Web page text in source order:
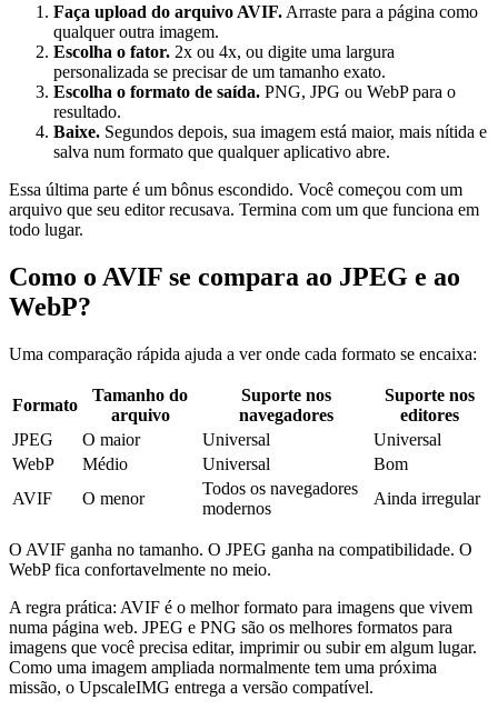
Faça upload do arquivo AVIF. Arraste para a página como
qualquer outra imagem.
Escolha o fator. 2x ou 4x, ou digite uma largura
personalizada se precisar de um tamanho exato.
Escolha o formato de saída. PNG, JPG ou WebP para o
resultado.
Baixe. Segundos depois, sua imagem está maior, mais nítida e
salva num formato que qualquer aplicativo abre.
Essa última parte é um bônus escondido. Você começou com um
arquivo que seu editor recusava. Termina com um que funciona em
todo lugar.
Como o AVIF se compara ao JPEG e ao
WebP?
Uma comparação rápida ajuda a ver onde cada formato se encaixa:
Formato
Tamanho do
arquivo
Suporte nos
navegadores
Suporte nos
editores
JPEG
O maior Universal
Universal
WebP
Médio Universal
Bom
AVIF
O menor
Todos os navegadores
modernos
Ainda irregular
O AVIF ganha no tamanho. O JPEG ganha na compatibilidade. O
WebP fica confortavelmente no meio.
A regra prática: AVIF é o melhor formato para imagens que vivem
numa página web. JPEG e PNG são os melhores formatos para
imagens que você precisa editar, imprimir ou subir em algum lugar.
Como uma imagem ampliada normalmente tem uma próxima
missão, o UpscaleIMG entrega a versão compatível.